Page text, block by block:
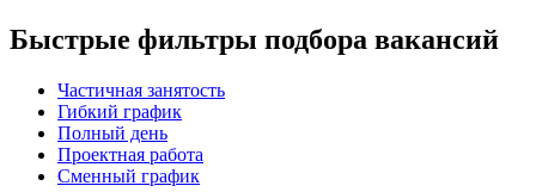
Быстрые фильтры подбора вакансий
Частичная занятость
Гибкий график
Полный день
Проектная работа
Сменный график